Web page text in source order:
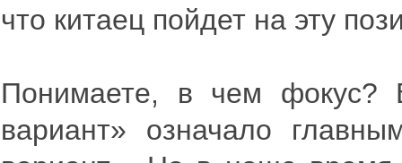
что китаец пойдет на эту
Понимаете, в чем фокус?
вариант» означало